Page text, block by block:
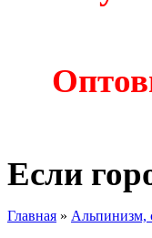
Если
Главная » Альпинизм,